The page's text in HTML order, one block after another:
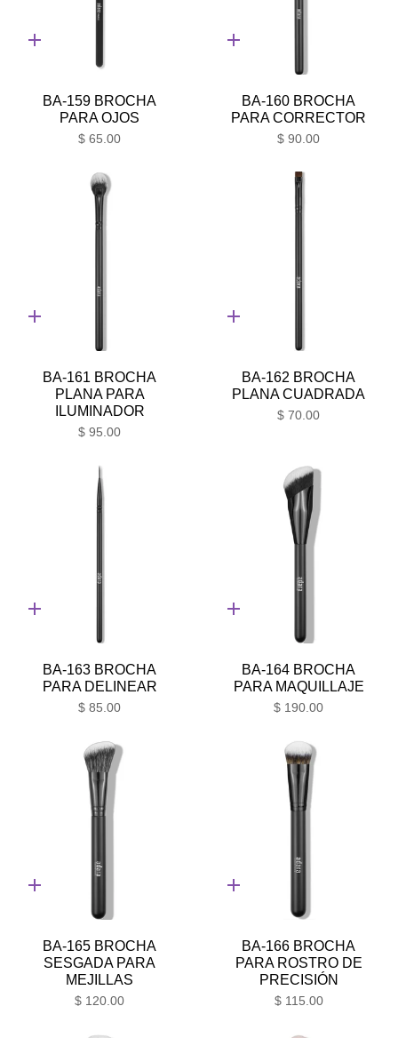
Adición
BA-159 BROCHA
PARA OJOS
$ 65.00
Adición
BA-160 BROCHA
PARA CORRECTOR
$ 90.00
Adición
BA-161 BROCHA
PLANA PARA
ILUMINADOR
$ 95.00
Adición
BA-162 BROCHA
PLANA CUADRADA
$ 70.00
Adición
BA-163 BROCHA
PARA DELINEAR
$ 85.00
Adición
BA-164 BROCHA
PARA MAQUILLAJE
$ 190.00
Adición
BA-165 BROCHA
SESGADA PARA
MEJILLAS
$ 120.00
Adición
BA-166 BROCHA
PARA ROSTRO DE
PRECISIÓN
$ 115.00